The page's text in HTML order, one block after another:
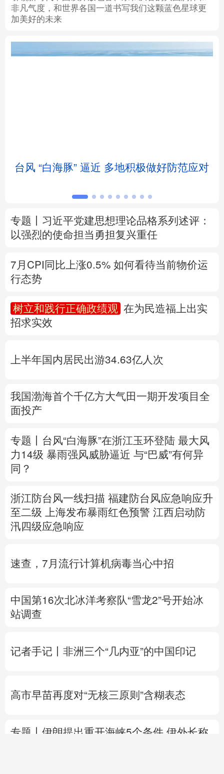
公益
文化产业
浙江 安徽 福建 江西
河南 湖北
广东 广西 海南 重庆
陕西
新疆 内蒙古
Русский язык 日本語 한국어
非凡气度，和世界各国一道书写我们这颗蓝色星球更
加美好的未来
台风 “白海豚” 逼近 多地积极做好防范应对
专题丨 习近平党建思想理论品格系列述评：
以强烈的使命担当勇担复兴重任
7月CPI同比上涨0.5% 如何看待当前物价运
行态势
树立和践行正确政绩观
在为民造福上出实
招求实效
上半年国内居民出游34.63亿人次
我国渤海首个千亿方大气田一期开发项目全
面投产
专题丨 台风“白海豚”在浙江玉环登陆 最大风
力14级 暴雨强风威胁逼近 与“巴威”有何异
同？
浙江防台风一线扫描 福建防台风应急响应升
至二级
上海发布暴雨红色预警 江西启动防
汛四级应急响应
速查，7月流行计算机病毒当心中招
中国第16次北冰洋考察队“雪龙2”号开始冰
站调查
记者手记丨非洲三个“几内亚”的中国印记
高市早苗再度对“无核三原则”含糊表态
专题丨 伊朗提出重开海峡5个条件 伊外长称